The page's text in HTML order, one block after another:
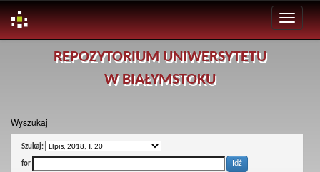
REPOZYTORIUM UNIWERSYTETU
W BIAŁYMSTOKU
Wyszukaj
Szukaj:
for